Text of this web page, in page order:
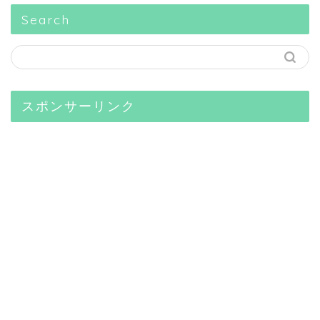
Search
スポンサーリンク